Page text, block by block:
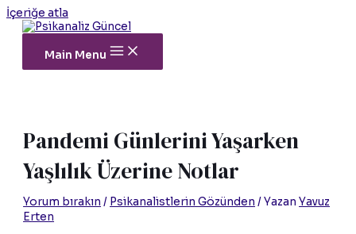
İçeriğe atla
Main Menu
Pandemi Günlerini Yaşarken
Yaşlılık Üzerine Notlar
Yorum bırakın / Psikanalistlerin Gözünden / Yazan Yavuz
Erten